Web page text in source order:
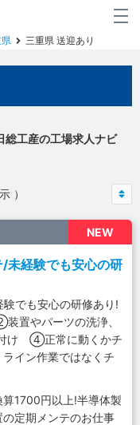
三重県 送迎あり
総工産の工場求人ナビ
）
NEW
未経験でも安心の研
でも安心の研修あり!
置やパーツの洗浄、
け ④正常に動くかチ
イン作業ではなくチ
算1700円以上!半導体製
の定期メンテのお仕事